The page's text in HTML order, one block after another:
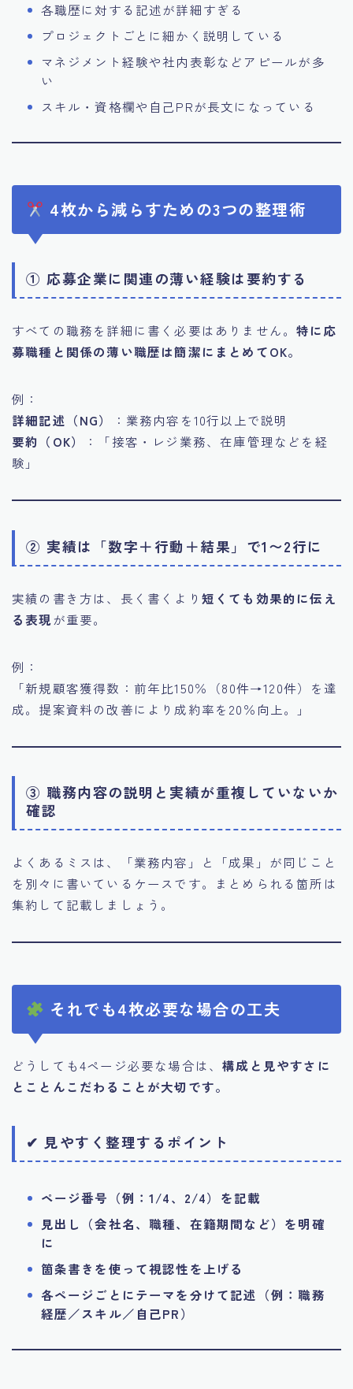
各職歴に対する記述が詳細すぎる
プロジェクトごとに細かく説明している
マネジメント経験や社内表彰などアピールが多
い
スキル・資格欄や自己PRが長文になっている
4枚から減らすための3つの整理術
① 応募企業に関連の薄い経験は要約する
すべての職務を詳細に書く必要はありません。特に応
募職種と関係の薄い職歴は簡潔にまとめてOK。
例：
詳細記述（NG）
：業務内容を10行以上で説明
要約（OK）
：「接客・レジ業務、在庫管理などを経
験」
② 実績は「数字＋行動＋結果」で1〜2行に
実績の書き方は、長く書くより 短くても効果的に伝え
る表現が重要。
例：
「新規顧客獲得数：前年比150％（80件→120件）を達
成。提案資料の改善により成約率を20％向上。」
③ 職務内容の説明と実績が重複していないか
確認
よくあるミスは、「業務内容」と「成果」が同じこと
を別々に書いているケースです。まとめられる箇所は
集約して記載しましょう。
それでも4枚必要な場合の工夫
どうしても4ページ必要な場合は、構成と見やすさに
とことんこだわることが大切です。
✔ 見やすく整理するポイント
ページ番号（例：1/4、2/4）を記載
見出し（会社名、職種、在籍期間など）を明確
に
箇条書きを使って視認性を上げる
各ページごとにテーマを分けて記述（例：職務
経歴／スキル／自己PR）